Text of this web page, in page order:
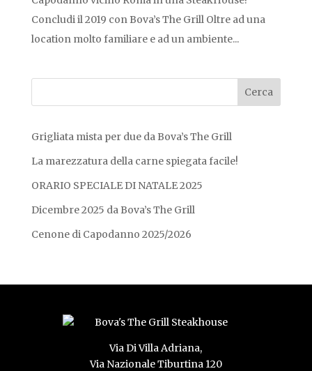
Concludi il 2019 con Bova’s The Grill Oltre ad una
location molto familiare e ad un ambiente...
Grigliata mista per due da Bova’s The Grill
La marezzatura della carne spiegata facile!
ORARIO SPECIALE DI NATALE 2025
Dicembre 2025 da Bova’s The Grill
Cenone di Capodanno 2025/2026
Via Di Villa Adriana,
Via Nazionale Tiburtina 120